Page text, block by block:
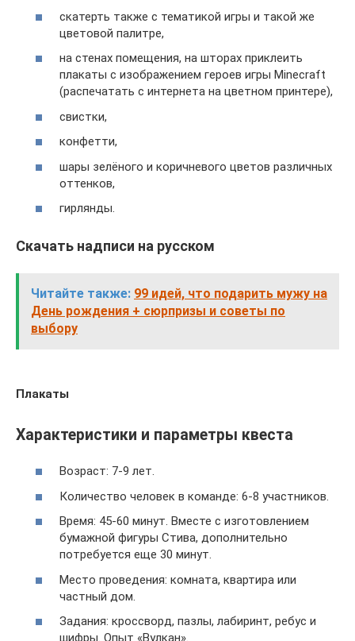
скатерть также с тематикой игры и такой же
цветовой палитре,
на стенах помещения, на шторах приклеить
плакаты с изображением героев игры Minecraft
(распечатать с интернета на цветном принтере),
свистки,
конфетти,
шары зелёного и коричневого цветов различных
оттенков,
гирлянды.
Скачать надписи на русском
Читайте также: 99 идей, что подарить мужу на
День рождения + сюрпризы и советы по
выбору
Плакаты
Характеристики и параметры квеста
Возраст: 7-9 лет.
Количество человек в команде: 6-8 участников.
Время: 45-60 минут. Вместе с изготовлением
бумажной фигуры Стива, дополнительно
потребуется еще 30 минут.
Место проведения: комната, квартира или
частный дом.
Задания: кроссворд, пазлы, лабиринт, ребус и
шифры. Опыт «Вулкан».